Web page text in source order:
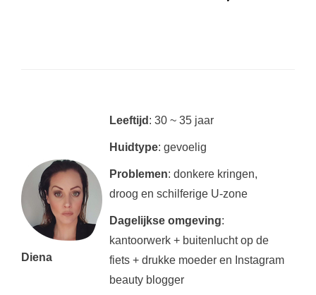
Diena
Leeftijd : 30 ~ 35 jaar
Huidtype: gevoelig
Problemen: donkere kringen,
droog en schilferige U-zone
Dagelijkse omgeving:
kantoorwerk + buitenlucht op de
fiets + drukke moeder en Instagram
beauty blogger